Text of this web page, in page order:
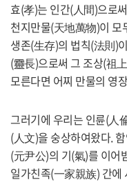
효(孝)는 인간(人間)으로
천지만물(天地萬物)이 모
생존(生存)의 법칙(法則)
(靈長)으로써 그 조상(祖
모른다면 어찌 만물의 영
그러기에 우리는 인륜(人
(人文)을 숭상하여왔다.
(元尹公)의 기(氣)를 이어
일가친족(一家親族) 간에